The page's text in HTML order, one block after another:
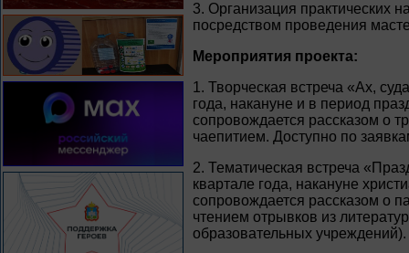
3. Организация практических
посредством проведения
Мероприятия проекта:
1. Творческая встреча «Ах,
года, накануне и в период
сопровождается рассказом о
чаепитием. Доступно по
2. Тематическая встреча
квартале года, накануне
сопровождается рассказом о
чтением отрывков из
образовательных учреждений).